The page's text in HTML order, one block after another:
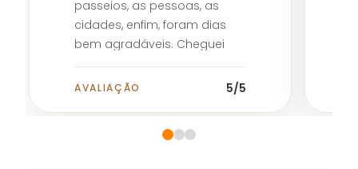
passeios, as pessoas, as
cidades, enfim, foram dias
bem agradáveis. Cheguei
comentar isto com o guia
Reginaldo, que por sinal é um
em tê-lo em sua equipe
AVALIAÇÃO 5/5